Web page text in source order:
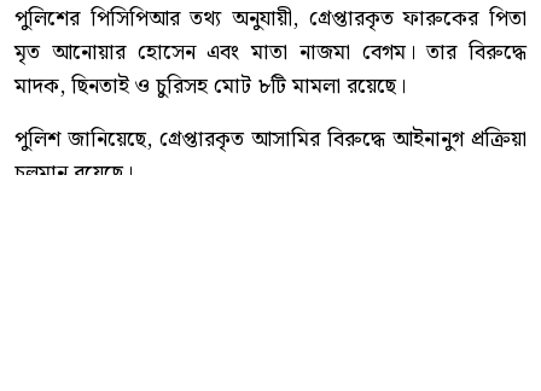
পুলিশের পিসিপিআর তথ্য অনুযায়ী, গ্রেপ্তারকৃত ফারুকের পিতা
মৃত আনোয়ার হোসেন এবং মাতা নাজমা বেগম। তার বিরুদ্ধে
মাদক, ছিনতাই ও চুরিসহ মোট ৮টি মামলা রয়েছে।
পুলিশ জানিয়েছে, গ্রেপ্তারকৃত আসামির বিরুদ্ধে আইনানুগ প্রক্রিয়া
চলমান রয়েছে।